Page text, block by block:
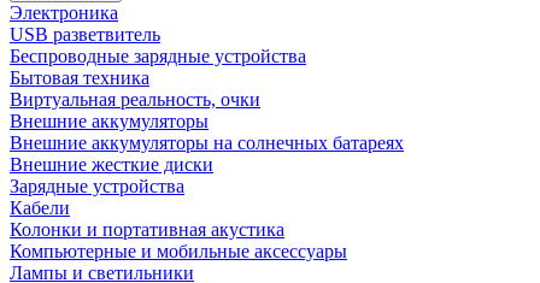
Электроника
USB разветвитель
Беспроводные зарядные устройства
Бытовая техника
Виртуальная реальность, очки
Внешние аккумуляторы
Внешние аккумуляторы на солнечных батареях
Внешние жесткие диски
Зарядные устройства
Кабели
Колонки и портативная акустика
Компьютерные и мобильные аксессуары
Лампы и светильники